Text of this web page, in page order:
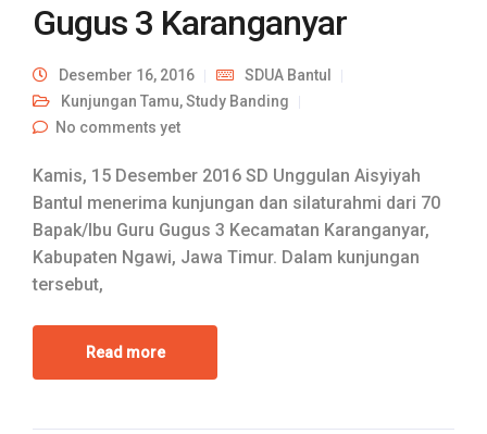
Gugus 3 Karanganyar
Desember 16, 2016
SDUA Bantul
Kunjungan Tamu,Study Banding
No comments yet
Kamis, 15 Desember 2016 SD Unggulan Aisyiyah
Bantul menerima kunjungan dan silaturahmi dari 70
Bapak/Ibu Guru Gugus 3 Kecamatan Karanganyar,
Kabupaten Ngawi, Jawa Timur. Dalam kunjungan
tersebut,
Read more